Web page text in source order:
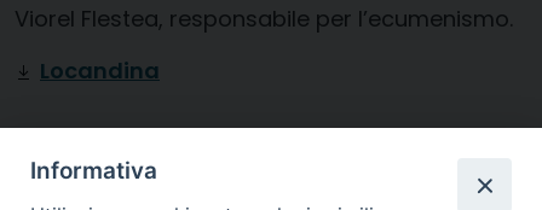
Viorel Flestea, responsabile per l’ecumenismo.
Locandina
Informativa